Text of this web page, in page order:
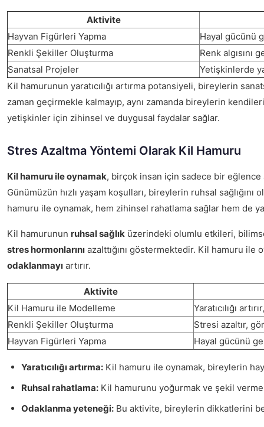
Aktivite
Hayvan Figürleri Yapma
Hayal gücünü
Renkli Şekiller Oluşturma
Renk algısını
Sanatsal Projeler
Yetişkinlerde
Kil hamurunun yaratıcılığı artırma potansiyeli, bireylerin
zaman geçirmekle kalmayıp, aynı zamanda bireylerin
yetişkinler için zihinsel ve duygusal faydalar sağlar.
Stres Azaltma Yöntemi Olarak Kil Hamuru
Kil hamuru ile oynamak, birçok insan için sadece bir eğlence
Günümüzün hızlı yaşam koşulları, bireylerin ruhsal
hamuru ile oynamak, hem zihinsel rahatlama sağlar hem de
Kil hamurunun ruhsal sağlık üzerindeki olumlu etkileri,
stres hormonlarını azalttığını göstermektedir. Kil hamuru
odaklanmayı artırır.
Aktivite
Kil Hamuru ile Modelleme
Yaratıcılığı
Renkli Şekiller Oluşturma
Stresi azaltır,
Hayvan Figürleri Yapma
Hayal gücünü
Yaratıcılığı artırma: Kil hamuru ile oynamak, bireylerin
Ruhsal rahatlama: Kil hamurunu yoğurmak ve şekil
Odaklanma yeteneği: Bu aktivite, bireylerin dikkatlerini